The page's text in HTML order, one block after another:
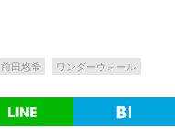
前田悠希 ワンダーウォール